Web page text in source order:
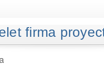
firma